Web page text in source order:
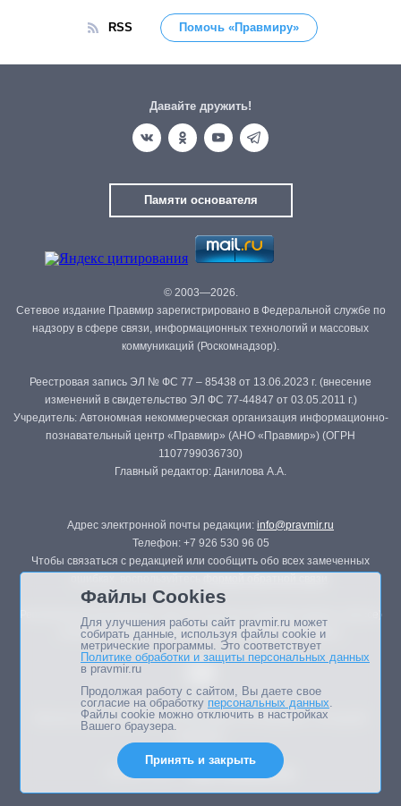
RSS Помочь «Правмиру»
Давайте дружить!
Памяти основателя
© 2003—2026.
Сетевое издание Правмир зарегистрировано в Федеральной службе по
надзору в сфере связи, информационных технологий и массовых
коммуникаций (Роскомнадзор).
Реестровая запись ЭЛ № ФС 77 – 85438 от 13.06.2023 г. (внесение
изменений в свидетельство ЭЛ ФС 77-44847 от 03.05.2011 г.)
Учредитель: Автономная некоммерческая организация информационно-
познавательный центр «Правмир» (АНО «Правмир») (ОГРН
1107799036730)
Главный редактор: Данилова А.А.
Адрес электронной почты редакции: info@pravmir.ru
Телефон: +7 926 530 96 05
Чтобы связаться с редакцией или сообщить обо всех замеченных
Републикация материалов сайта в печатных изданиях (книгах, прессе)
возможна только с письменного разрешения редакции.
Мнение авторов статей портала может не совпадать с позицией
Дизайн сайта -
Файлы Cookies
Для улучшения работы сайт pravmir.ru может
собирать данные, используя файлы cookie и
метрические программы. Это соответствует
Политике обработки и защиты персональных данных
в pravmir.ru
Продолжая работу с сайтом, Вы даете свое
согласие на обработку персональных данных.
Файлы cookie можно отключить в настройках
Вашего браузера.
Принять и закрыть